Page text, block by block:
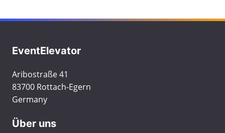
EventElevator
Aribostraße 41
83700 Rottach-Egern
Germany
Über uns